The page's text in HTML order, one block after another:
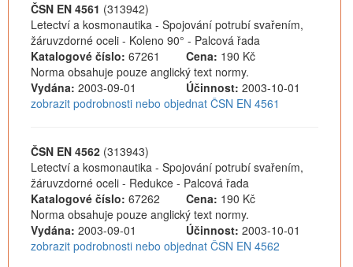
ČSN EN 4561 (313942)
Letectví a kosmonautika - Spojování potrubí svařením,
žáruvzdorné oceli - Koleno 90° - Palcová řada
Katalogové číslo: 67261 Cena: 190 Kč
Norma obsahuje pouze anglický text normy.
Vydána: 2003-09-01 Účinnost: 2003-10-01
zobrazit podrobnosti nebo objednat ČSN EN 4561
ČSN EN 4562 (313943)
Letectví a kosmonautika - Spojování potrubí svařením,
žáruvzdorné oceli - Redukce - Palcová řada
Katalogové číslo: 67262 Cena: 190 Kč
Norma obsahuje pouze anglický text normy.
Vydána: 2003-09-01 Účinnost: 2003-10-01
zobrazit podrobnosti nebo objednat ČSN EN 4562